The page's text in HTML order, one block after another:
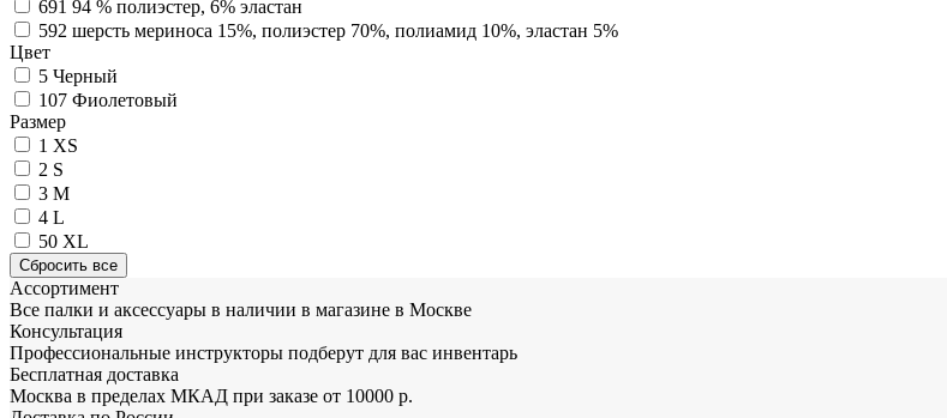
691 94 % полиэстер, 6% эластан
592 шерсть мериноса 15%, полиэстер 70%, полиамид 10%, эластан 5%
Цвет
5 Черный
107 Фиолетовый
Размер
1 XS
2 S
3 M
4 L
50 XL
Ассортимент
Все палки и аксессуары в наличии в магазине в Москве
Консультация
Профессиональные инструкторы подберут для вас инвентарь
Бесплатная доставка
Москва в пределах МКАД при заказе от 10000 р.